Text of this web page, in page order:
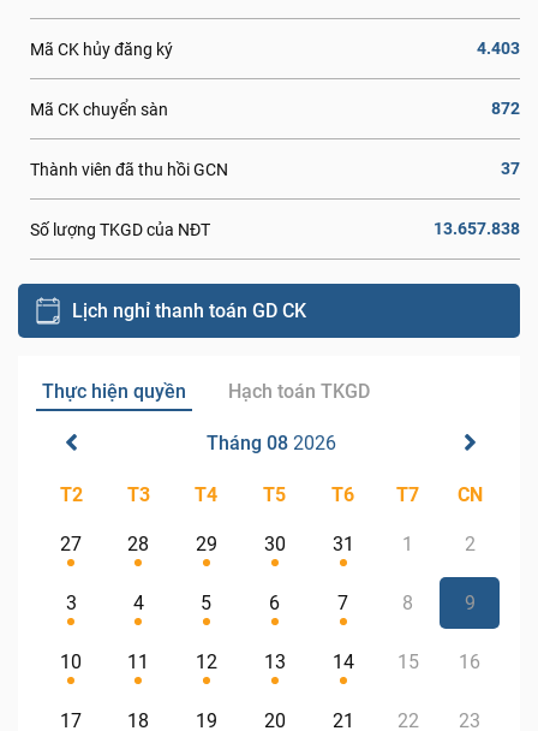
Mã CK hủy đăng ký 4.403
Mã CK chuyển sàn 872
Thành viên đã thu hồi GCN 37
Số lượng TKGD của NĐT 13.657.838
Lịch nghỉ thanh toán GD CK
Thực hiện quyền Hạch toán TKGD
Tháng 08 2026
T2 T3 T4 T5 T6 T7 CN
27 28 29 30 31 1 2
3 4 5 6 7 8 9
10 11 12 13 14 15 16
17 18 19 20 21 22 23